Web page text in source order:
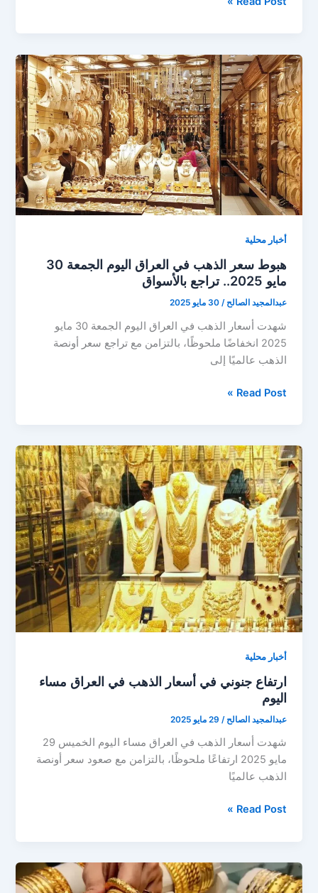
في
العراق
اليوم
..
سعر
مثقال
الذهب
يقفز
مجددًا
أخبار محلية
هبوط سعر الذهب في العراق اليوم الجمعة 30
مايو 2025.. تراجع بالأسواق
عبدالمجيد الصالح/30 مايو 2025
شهدت أسعار الذهب في العراق اليوم الجمعة 30 مايو
2025 انخفاضًا ملحوظًا، بالتزامن مع تراجع سعر أونصة
الذهب عالميًا إلى
هبوط
في
العراق
اليوم
الجمعة
30
مايو
2025..
تراجع
بالأسواق
Read Post »
أخبار محلية
ارتفاع جنوني في أسعار الذهب في العراق مساء
اليوم
عبدالمجيد الصالح/ 29 مايو 2025
شهدت أسعار الذهب في العراق مساء اليوم الخميس 29
مايو 2025 ارتفاعًا ملحوظًا، بالتزامن مع صعود سعر أونصة
الذهب عالميًا
ارتفاع
أسعار
الذهب
Read Post »